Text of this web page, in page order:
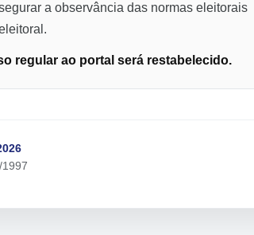
a observância das normas eleitorais
regular ao portal será restabelecido.